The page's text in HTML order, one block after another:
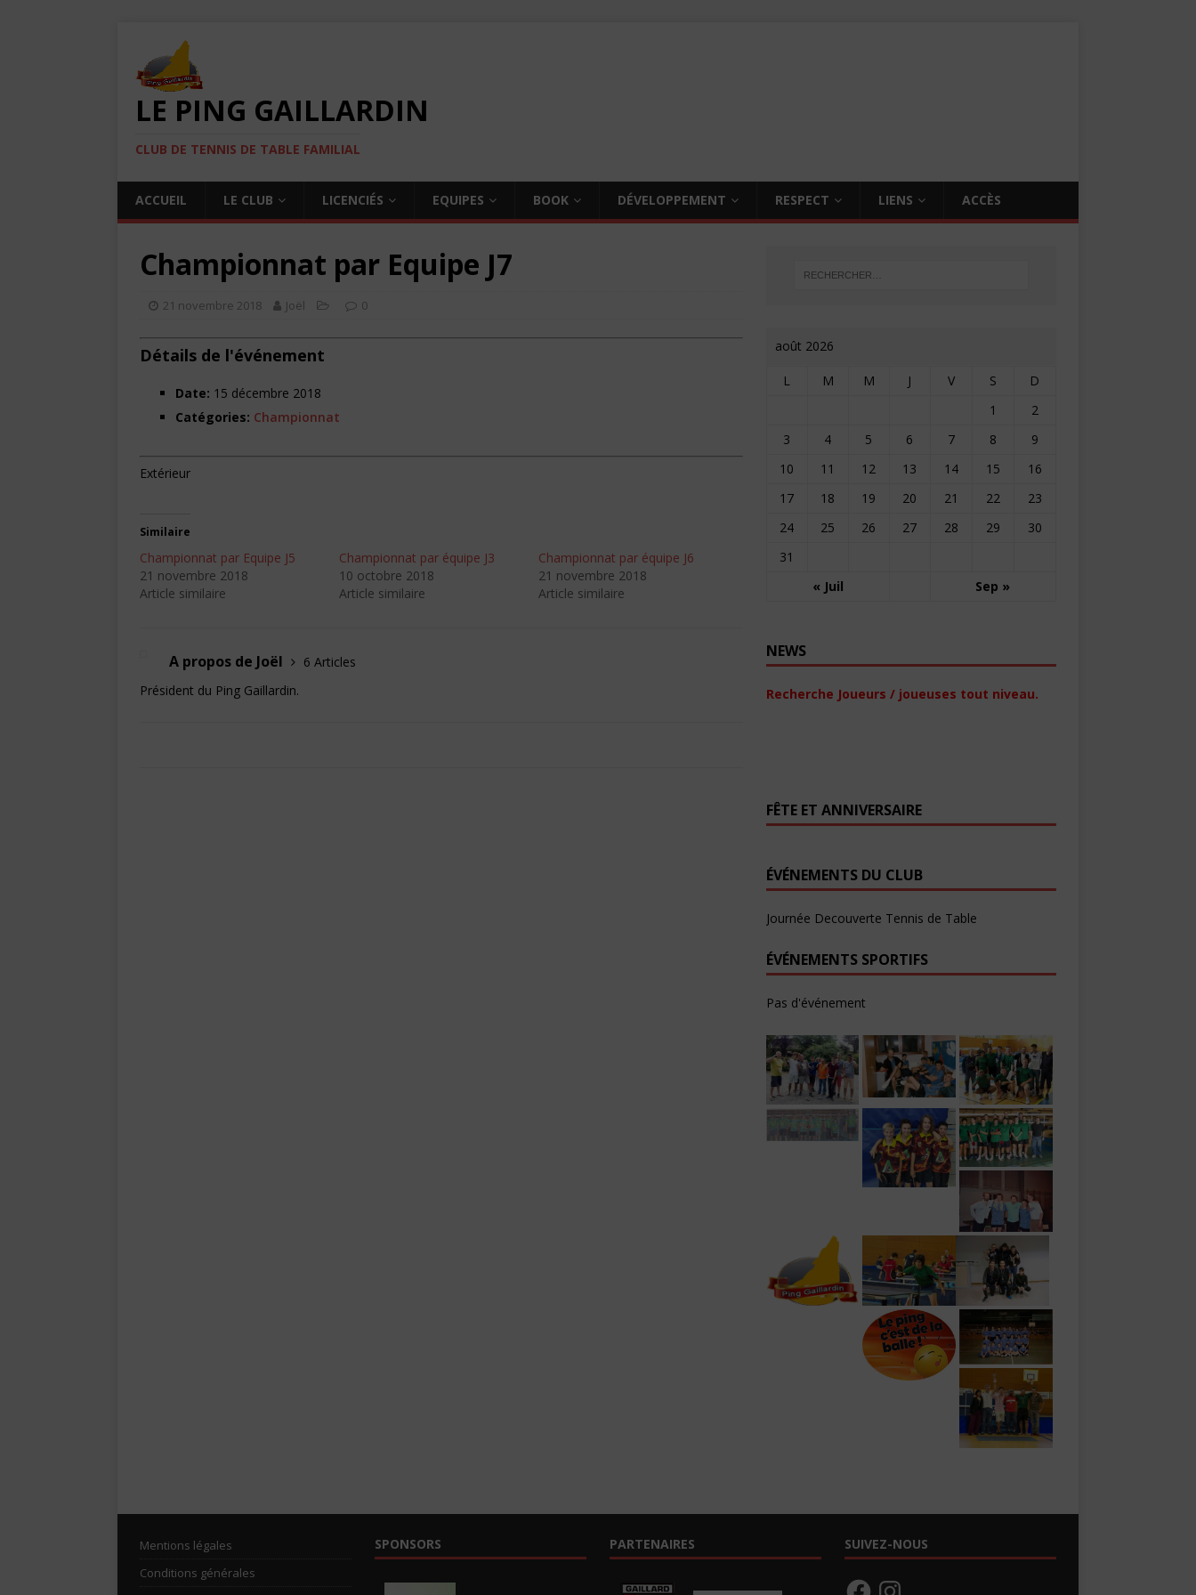
LE PING GAILLARDIN
CLUB DE TENNIS DE TABLE FAMILIAL
ACCUEIL LE CLUB LICENCIÉS EQUIPES BOOK DÉVELOPPEMENT RESPECT LIENS ACCÈS
Championnat par Equipe J7
21 novembre 2018 Joël 0
Détails de l'événement
Date: 15 décembre 2018
Catégories: Championnat
Extérieur
Similaire
Championnat par Equipe J5
21 novembre 2018
Article similaire
Championnat par équipe J3
10 octobre 2018
Article similaire
Championnat par équipe J6
21 novembre 2018
Article similaire
A propos de Joël
6 Articles
Président du Ping Gaillardin.
août 2026
L M M J V S
D
1
2
3
4 5 6 7 8
9
10
11 12 13 14 15
16
17
18 19 20 21 22
23
24
25 26 27 28 29
30
31
« Juil
Sep »
NEWS
Recherche Joueurs / joueuses tout niveau.
FÊTE ET ANNIVERSAIRE
ÉVÉNEMENTS DU CLUB
Journée Decouverte Tennis de Table
ÉVÉNEMENTS SPORTIFS
Pas d'événement
Mentions légales
Conditions générales
SPONSORS PARTENAIRES SUIVEZ-NOUS